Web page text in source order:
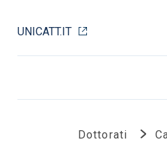
UNICATT.IT
Dottorati